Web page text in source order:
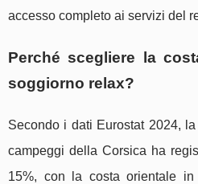
accesso completo ai servizi del
Perché scegliere la
soggiorno relax?
Secondo i dati Eurostat 2024,
campeggi della Corsica ha
15%, con la costa orientale